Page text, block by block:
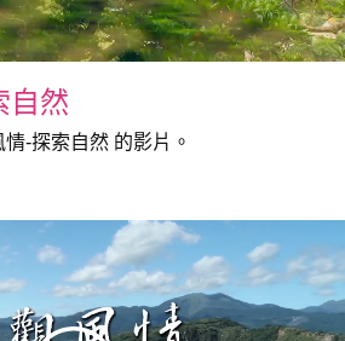
自然
-探索自然 的影片。